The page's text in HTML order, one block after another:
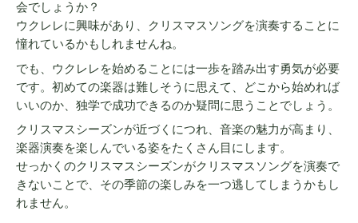
会でしょうか？
ウクレレに興味があり、クリスマスソングを演奏することに
憧れているかもしれませんね。
でも、ウクレレを始めることには一歩を踏み出す勇気が必要
です。初めての楽器は難しそうに思えて、どこから始めれば
いいのか、独学で成功できるのか疑問に思うことでしょう。
クリスマスシーズンが近づくにつれ、音楽の魅力が高まり、
楽器演奏を楽しんでいる姿をたくさん目にします。
せっかくのクリスマスシーズンがクリスマスソングを演奏で
きないことで、その季節の楽しみを一つ逃してしまうかもし
れません。